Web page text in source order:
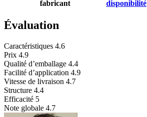
fabricant disponibilité
Évaluation
Caractéristiques 4.6
Prix 4.9
Qualité d’emballage 4.4
Facilité d’application 4.9
Vitesse de livraison 4.7
Structure 4.4
Efficacité 5
Note globale 4.7